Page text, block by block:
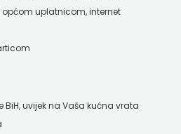
općom uplatnicom, internet
BiH, uvijek na Vaša kućna vrata